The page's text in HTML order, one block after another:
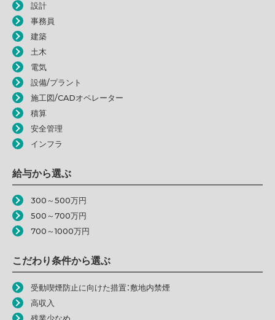
設計
事務員
建築
土木
電気
設備/プラント
施工図/CADオペレーター
積算
安全管理
インフラ
給与から選ぶ
300～500万円
500～700万円
700～1000万円
こだわり条件から選ぶ
受動喫煙防止に向けた措置：敷地内禁煙
高収入